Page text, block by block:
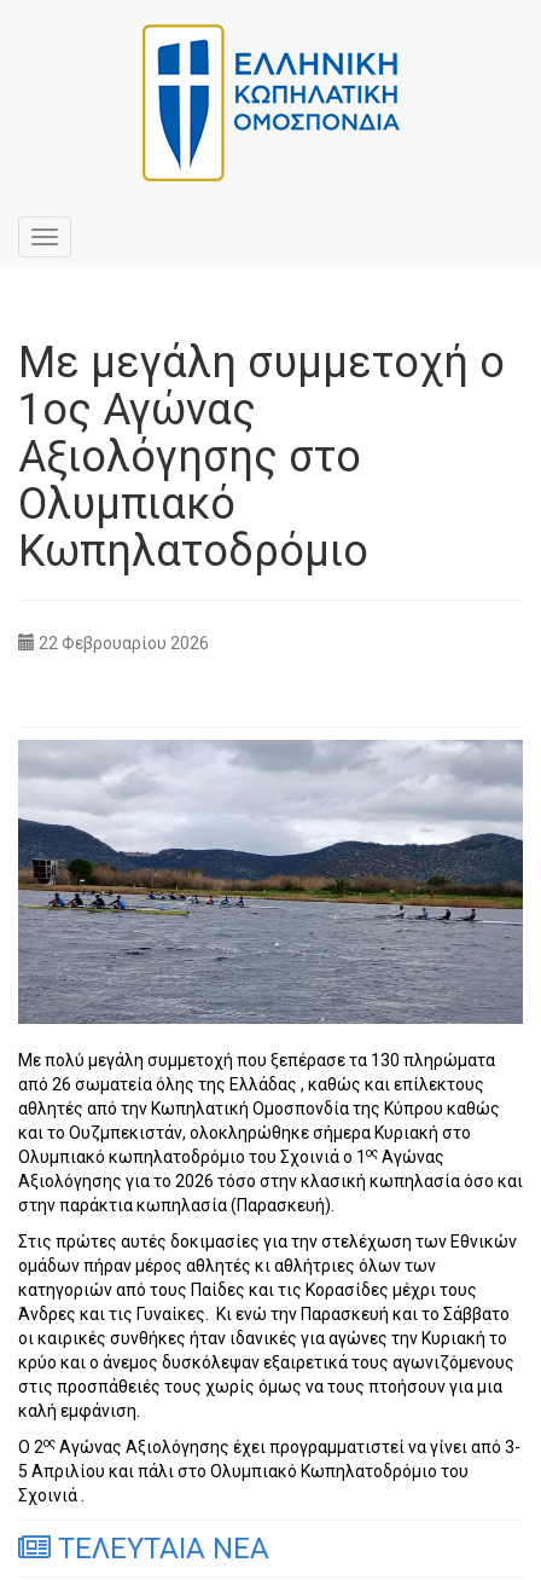
Toggle
navigation
Με μεγάλη συμμετοχή ο
1ος Αγώνας
Αξιολόγησης στο
Ολυμπιακό
Κωπηλατοδρόμιο
22 Φεβρουαρίου 2026
Με πολύ μεγάλη συμμετοχή που ξεπέρασε τα 130 πληρώματα
από 26 σωματεία όλης της Ελλάδας , καθώς και επίλεκτους
αθλητές από την Κωπηλατική Ομοσπονδία της Κύπρου καθώς
και το Ουζμπεκιστάν, ολοκληρώθηκε σήμερα Κυριακή στο
Ολυμπιακό κωπηλατοδρόμιο του Σχοινιά ο 1 ος Αγώνας
Αξιολόγησης για το 2026 τόσο στην κλασική κωπηλασία όσο και
στην παράκτιακωπηλασία (Παρασκευή).
Στις πρώτες αυτές δοκιμασίες για την στελέχωση των Εθνικών
ομάδων πήραν μέρος αθλητές κι αθλήτριες όλων των
κατηγοριών από τους Παίδες και τις Κορασίδες μέχρι τους
Άνδρες και τις Γυναίκες.
Κι ενώ την Παρασκευή και το Σάββατο
οι καιρικές συνθήκες ήταν ιδανικές για αγώνες την Κυριακή το
κρύο και ο άνεμος δυσκόλεψαν εξαιρετικά τους αγωνιζόμενους
στις προσπάθειές τους χωρίς όμως να τους πτοήσουν για μια
καλή εμφάνιση.
Ο 2ος Αγώνας Αξιολόγησης έχει προγραμματιστεί να γίνει από 3-
5 Απριλίου και πάλι στο Ολυμπιακό Κωπηλατοδρόμιο του
Σχοινιά .
ΤΕΛΕΥΤΑΙΑ ΝΕΑ